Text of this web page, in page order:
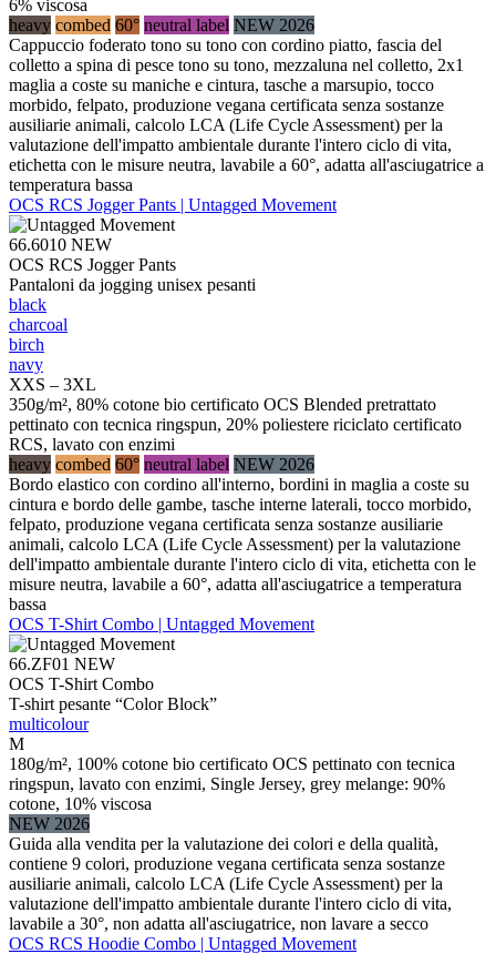
6% viscosa
heavy combed 60° neutral label NEW 2026
Cappuccio foderato tono su tono con cordino piatto, fascia del
colletto a spina di pesce tono su tono, mezzaluna nel colletto, 2x1
maglia a coste su maniche e cintura, tasche a marsupio, tocco
morbido, felpato, produzione vegana certificata senza sostanze
ausiliarie animali, calcolo LCA (Life Cycle Assessment) per la
valutazione dell'impatto ambientale durante l'intero ciclo di vita,
etichetta con le misure neutra, lavabile a 60°, adatta all'asciugatrice a
temperatura bassa
OCS RCS Jogger Pants | Untagged Movement
66.6010 NEW
OCS RCS Jogger Pants
Pantaloni da jogging unisex pesanti
black
charcoal
birch
navy
XXS – 3XL
350g/m², 80% cotone bio certificato OCS Blended pretrattato
pettinato con tecnica ringspun, 20% poliestere riciclato certificato
RCS, lavato con enzimi
heavy combed 60° neutral label NEW 2026
Bordo elastico con cordino all'interno, bordini in maglia a coste su
cintura e bordo delle gambe, tasche interne laterali, tocco morbido,
felpato, produzione vegana certificata senza sostanze ausiliarie
animali, calcolo LCA (Life Cycle Assessment) per la valutazione
dell'impatto ambientale durante l'intero ciclo di vita, etichetta con le
misure neutra, lavabile a 60°, adatta all'asciugatrice a temperatura
bassa
OCS T-Shirt Combo | Untagged Movement
66.ZF01 NEW
OCS T-Shirt Combo
T-shirt pesante “Color Block”
multicolour
M
180g/m², 100% cotone bio certificato OCS pettinato con tecnica
ringspun, lavato con enzimi, Single Jersey, grey melange: 90%
cotone, 10% viscosa
NEW 2026
Guida alla vendita per la valutazione dei colori e della qualità,
contiene 9 colori, produzione vegana certificata senza sostanze
ausiliarie animali, calcolo LCA (Life Cycle Assessment) per la
valutazione dell'impatto ambientale durante l'intero ciclo di vita,
lavabile a 30°, non adatta all'asciugatrice, non lavare a secco
OCS RCS Hoodie Combo | Untagged Movement